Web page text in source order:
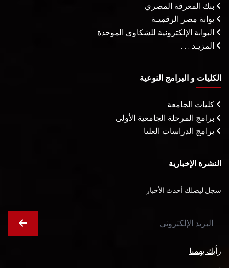
بنك المعرفة المصري
بوابة مصر الرقميـة
البوابة الإلكترونية للشكاوى الموحدة
المزيـد . . .
الكليات و البرامج النوعية
كليات الجامعة
برامج المرحلة الجامعية الأولى
برامج الدراسات العليا
النشرة الإخبارية
سجل ليصلك أحدث الأخبار
رأيك يهمنا